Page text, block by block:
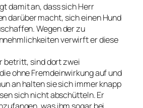
damit an, dass sich Herr
darüber macht, sich einen Hund
Wegen der zu
verwirft er diese
betritt, sind dort zwei
ohne Fremdeinwirkung auf und
an halten sie sich immer knapp
sich nicht abschütteln. Er